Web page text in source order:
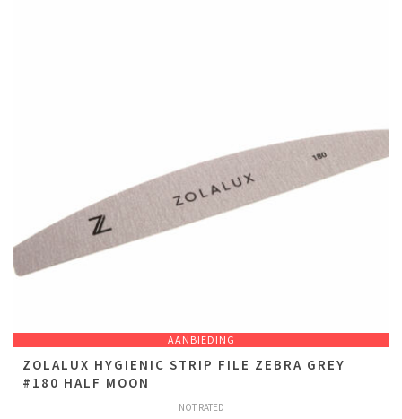
AANBIEDING
ZOLALUX HYGIENIC STRIP FILE ZEBRA GREY
#180 HALF MOON
NOT RATED